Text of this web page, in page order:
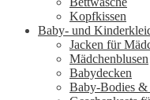
Kopfkissen
Baby- und
Jacken für
Mädchenblusen
Babydecken
Baby-Bodies &